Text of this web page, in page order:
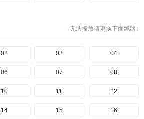
162 163 164
166 167 168
170 171 172
174 175 176
122 123 124
126 127 128
130 131 132
134 135 136
82 83 84
86 87 88
90 91 92
94 95 96
42 43 44
46 47 48
50 51 52
54 55 56
↓无法播放请更换下面线路↓
02 03 04
06 07 08
10 11 12
14 15 16